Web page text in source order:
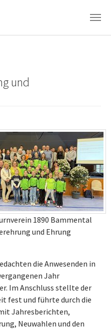
und
1890 Bammental
und Ehrung
die Anwesenden in
Jahr
Im Anschluss stellte der
fest und führte durch die
Jahresberichten,
Neuwahlen und den